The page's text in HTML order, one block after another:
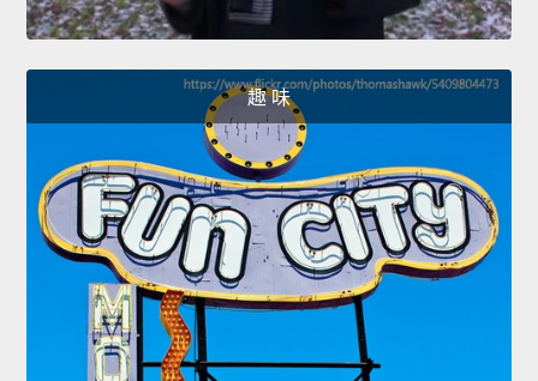
趣 味